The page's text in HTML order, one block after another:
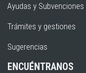
Ayudas y Subvenciones
Trámites y gestiones
Sugerencias
ENCUÉNTRANOS